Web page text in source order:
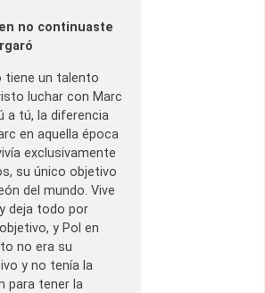
no continuaste
tiene un talento
luchar con Marc
a tú, la diferencia
en aquella época
exclusivamente
su único objetivo
del mundo. Vive
deja todo por
y Pol en
no era su
y no tenía la
para tener la